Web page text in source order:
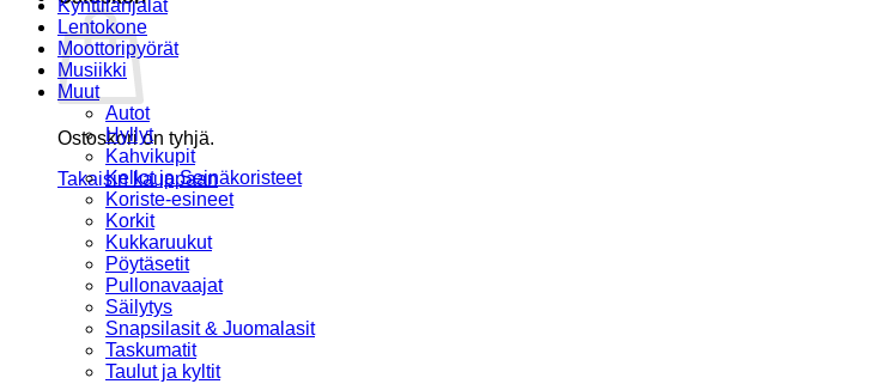
Ostoskori on tyhjä.
Takaisin kauppaan
Kynttilänjalat
Lentokone
Moottoripyörät
Musiikki
Muut
Autot
Hyllyt
Kahvikupit
Kellot ja Seinäkoristeet
Koriste-esineet
Korkit
Kukkaruukut
Pöytäsetit
Pullonavaajat
Säilytys
Snapsilasit & Juomalasit
Taskumatit
Taulut ja kyltit